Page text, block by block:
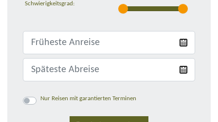
Schwierigkeitsgrad:
Nur Reisen mit garantierten Terminen